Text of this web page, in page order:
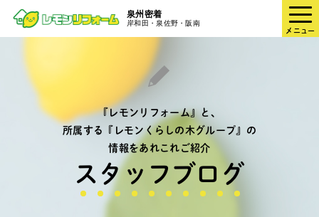
泉州密着
岸和田・泉佐野・阪南
メニュー
『レモンリフォーム』と、
所属する『レモンくらしの木グループ』の
情報をあれこれご紹介
スタッフブログ